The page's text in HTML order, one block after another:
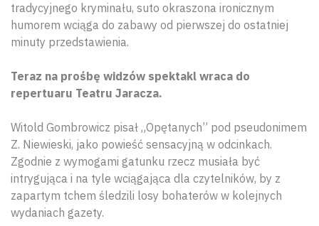
tradycyjnego kryminału, suto okraszona ironicznym
humorem wciąga do zabawy od pierwszej do ostatniej
minuty przedstawienia.
Teraz na prośbę widzów spektakl wraca do
repertuaru Teatru Jaracza.
Witold Gombrowicz pisał „Opętanych” pod pseudonimem
Z. Niewieski, jako powieść sensacyjną w odcinkach.
Zgodnie z wymogami gatunku rzecz musiała być
intrygująca i na tyle wciągająca dla czytelników, by z
zapartym tchem śledzili losy bohaterów w kolejnych
wydaniach gazety.